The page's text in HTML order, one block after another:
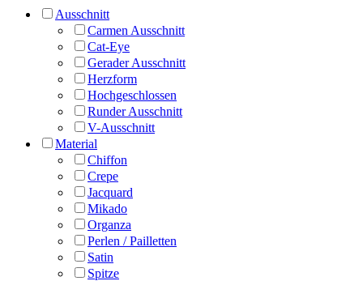
Ausschnitt
Carmen Ausschnitt
Cat-Eye
Gerader Ausschnitt
Herzform
Hochgeschlossen
Runder Ausschnitt
V-Ausschnitt
Material
Chiffon
Crepe
Jacquard
Mikado
Organza
Perlen / Pailletten
Satin
Spitze